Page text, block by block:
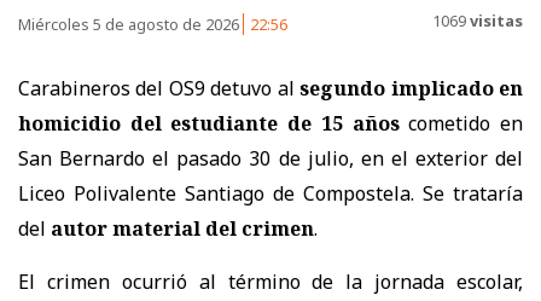
Miércoles 5 de agosto de 2026 22:56 1069visitas
Carabineros del OS9 detuvo al segundo implicado en
homicidio del estudiante de 15 añoscometido en
San Bernardo el pasado 30 de julio, en el exterior del
Liceo Polivalente Santiago de Compostela. Se trataría
del autor material del crimen.
El crimen ocurrió al término de la jornada escolar,